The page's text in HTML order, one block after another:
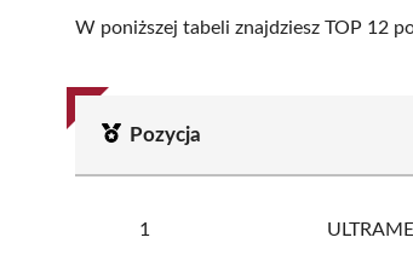
W poniższej tabeli znajdziesz TOP 12
Pozycja
1